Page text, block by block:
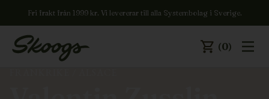
Fri frakt från 1999 kr. Vi levererar till alla Systembolag i Sverige.
(0)